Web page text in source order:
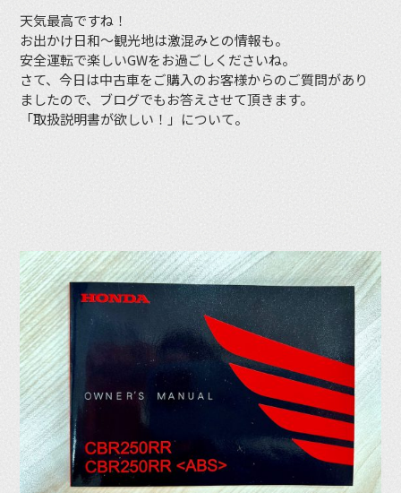
天気最高ですね！
お出かけ日和〜観光地は激混みとの情報も。
安全運転で楽しいGWをお過ごしくださいね。
さて、今日は中古車をご購入のお客様からのご質問があり
ましたので、ブログでもお答えさせて頂きます。
「取扱説明書が欲しい！」について。